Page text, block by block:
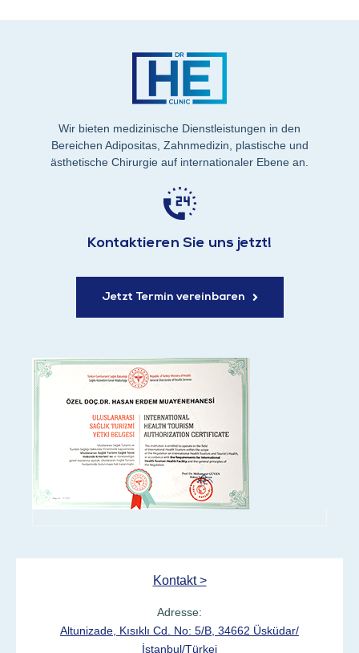
Wir bieten medizinische Dienstleistungen in den
Bereichen Adipositas, Zahnmedizin, plastische und
ästhetische Chirurgie auf internationaler Ebene an.
Kontaktieren Sie uns jetzt!
Jetzt Termin vereinbaren
Kontakt >
Adresse:
Altunizade, Kısıklı Cd. No: 5/B, 34662 Üsküdar/
İstanbul/Türkei